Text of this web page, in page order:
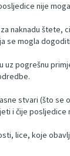
nije
štete,
mogla
pogrešnu
stvari (što
i čije
lice, koje